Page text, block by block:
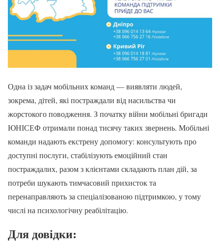
Одна із задач мобільних команд — виявляти людей,
зокрема, дітей, які постраждали від насильства чи
жорстокого поводження. З початку війни мобільні бригади
ЮНІСЕФ отримали понад тисячу таких звернень. Мобільні
команди надають екстрену допомогу: консультують про
доступні послуги, стабілізують емоційний стан
постраждалих, разом з клієнтами складають план дій, за
потреби шукають тимчасовий прихисток та
перенаправляють за спеціалізованою підтримкою, у тому
числі на психологічну реабілітацію.
Для довідки: